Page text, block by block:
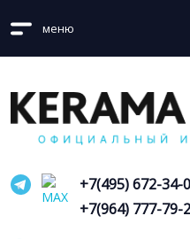
меню
+7(495) 672-34-
+7(964) 777-79-